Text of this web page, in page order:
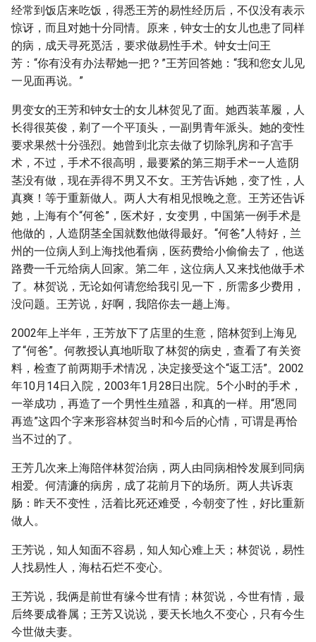
经常到饭店来吃饭，得悉王芳的易性经历后，不仅没有表示
惊讶，而且对她十分同情。原来，钟女士的女儿也患了同样
的病，成天寻死觅活，要求做易性手术。钟女士问王
芳：“你有没有办法帮她一把？”王芳回答她：“我和您女儿见
一见面再说。”
男变女的王芳和钟女士的女儿林贺见了面。她西装革履，人
长得很英俊，剃了一个平顶头，一副男青年派头。她的变性
要求果然十分强烈。她曾到北京去做了切除乳房和子宫手
术，不过，手术不很高明，最要紧的第三期手术——人造阴
茎没有做，现在弄得不男又不女。王芳告诉她，变了性，人
真爽！等于重新做人。两人大有相见恨晚之意。王芳还告诉
她，上海有个“何爸”，医术好，女变男，中国第一例手术是
他做的，人造阴茎全国就数他做得最好。“何爸”人特好，兰
州的一位病人到上海找他看病，医药费给小偷偷去了，他送
路费一千元给病人回家。第二年，这位病人又来找他做手术
了。林贺说，无论如何请您给我引见一下，所需多少费用，
没问题。王芳说，好啊，我陪你去一趟上海。
2002年上半年，王芳放下了店里的生意，陪林贺到上海见
了“何爸”。何教授认真地听取了林贺的病史，查看了有关资
料，检查了前两期手术情况，决定接受这个“返工活”。2002
年10月14日入院，2003年1月28日出院。5个小时的手术，
一举成功，再造了一个男性生殖器，和真的一样。用“恩同
再造”这四个字来形容林贺当时和今后的心情，可谓是再恰
当不过的了。
王芳几次来上海陪伴林贺治病，两人由同病相怜发展到同病
相爱。何清濂的病房，成了花前月下的场所。两人共诉衷
肠：昨天不变性，活着比死还难受，今朝变了性，好比重新
做人。
王芳说，知人知面不容易，知人知心难上天；林贺说，易性
人找易性人，海枯石烂不变心。
王芳说，我俩是前世有缘今世有情；林贺说，今世有情，最
后终要成眷属；王芳又说说，要天长地久不变心，只有今生
今世做夫妻。